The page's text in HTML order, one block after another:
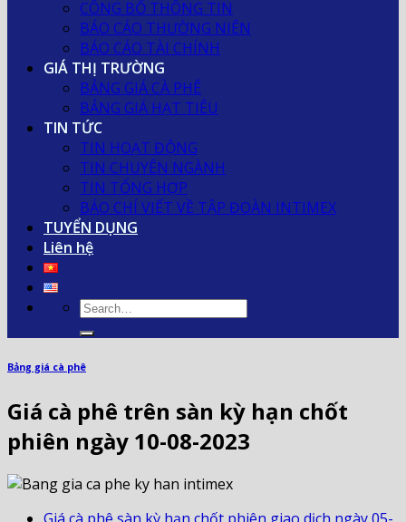
CÔNG BỐ THÔNG TIN
BÁO CÁO THƯỜNG NIÊN
BÁO CÁO TÀI CHÍNH
GIÁ THỊ TRƯỜNG
BẢNG GIÁ CÀ PHÊ
BẢNG GIÁ HẠT TIÊU
TIN TỨC
TIN HOẠT ĐỘNG
TIN CHUYÊN NGÀNH
TIN TỔNG HỢP
BÁO CHÍ VIẾT VỀ TẬP ĐOÀN INTIMEX
TUYỂN DỤNG
Liên hệ
Bảng giá cà phê
Giá cà phê trên sàn kỳ hạn chốt
phiên ngày 10-08-2023